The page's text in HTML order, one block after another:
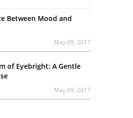
Between Mood and
May 09, 2017
of Eyebright: A Gentle
May 09, 2017